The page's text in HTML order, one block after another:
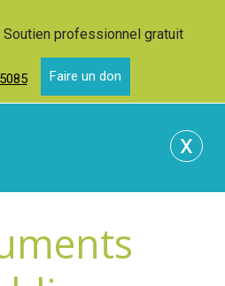
professionnel gratuit
Faire un don
x